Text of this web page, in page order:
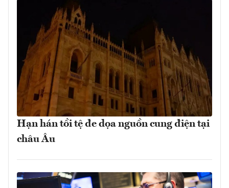
Hạn hán tồi tệ đe dọa nguồn cung điện tại
châu Âu